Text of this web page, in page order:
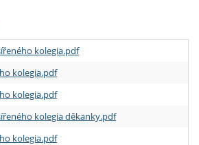
kolegia.pdf
kolegia.pdf
kolegia.pdf
kolegia děkanky.pdf
kolegia.pdf